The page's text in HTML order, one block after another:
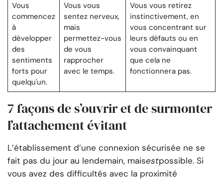
Vous
commencez
à
développer
des
sentiments
forts pour
quelqu'un.
Vous vous
sentez nerveux,
mais
permettez-vous
de vous
rapprocher
avec le temps.
Vous vous retirez
instinctivement, en
vous concentrant sur
leurs défauts ou en
vous convainquant
que cela ne
fonctionnera pas.
7 façons de s’ouvrir et de surmonter
l’attachement évitant
L’établissement d’une connexion sécurisée ne se
fait pas du jour au lendemain, maisestpossible. Si
vous avez des difficultés avec la proximité